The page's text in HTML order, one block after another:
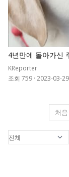
4년만에 돌아가신
의 반응
KReporter
조회 759 · 2023-03-29
처음